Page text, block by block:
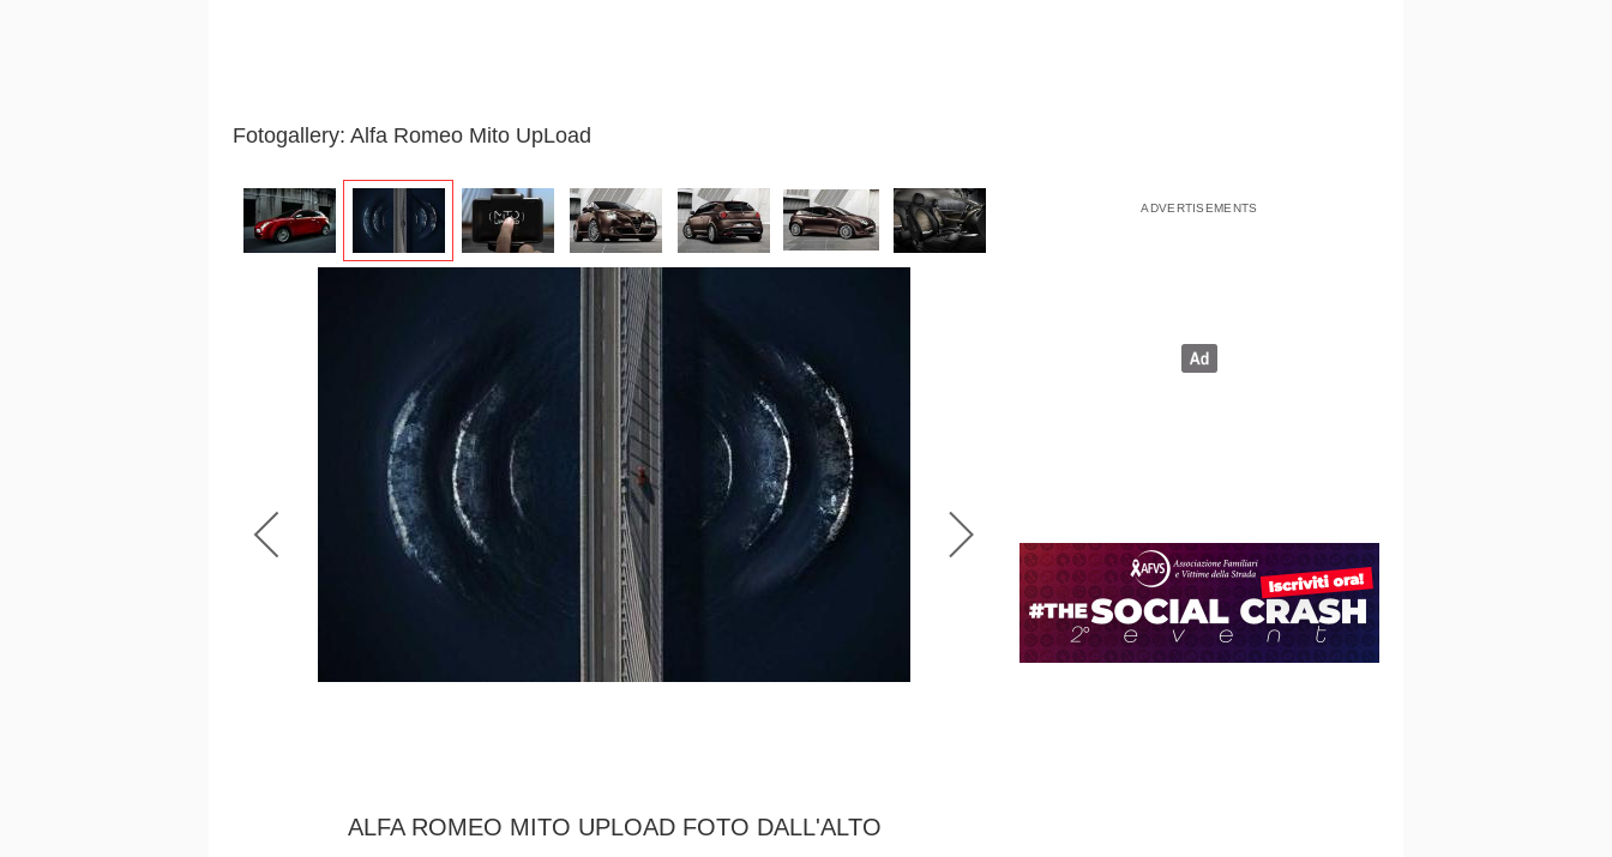
Fotogallery: Alfa Romeo Mito UpLoad
ALFA ROMEO MITO UPLOAD FOTO DALL'ALTO